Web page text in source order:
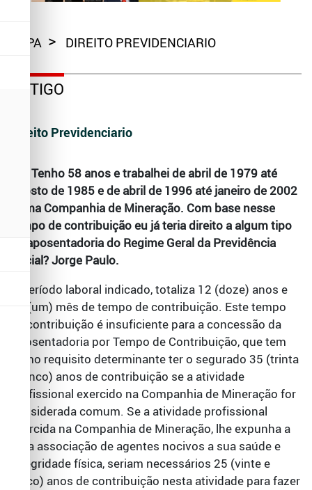
CAPA DIREITO PREVIDENCIARIO
ARTIGO
Direito Previdenciario
01) Tenho 58 anos e trabalhei de abril de 1979 até
agosto de 1985 e de abril de 1996 até janeiro de 2002
numa Companhia de Mineração. Com base nesse
tempo de contribuição eu já teria direito a algum tipo
de aposentadoria do Regime Geral da Previdência
Social? Jorge Paulo.
O período laboral indicado, totaliza 12 (doze) anos e
01 (um) mês de tempo de contribuição. Este tempo
de contribuição é insuficiente para a concessão da
Aposentadoria por Tempo de Contribuição, que tem
como requisito determinante ter o segurado 35 (trinta
e cinco) anos de contribuição se a atividade
profissional exercido na Companhia de Mineração for
considerada comum. Se a atividade profissional
exercida na Companhia de Mineração, lhe expunha a
uma associação de agentes nocivos a sua saúde e
integridade física, seriam necessários 25 (vinte e
cinco) anos de contribuição nesta atividade para fazer